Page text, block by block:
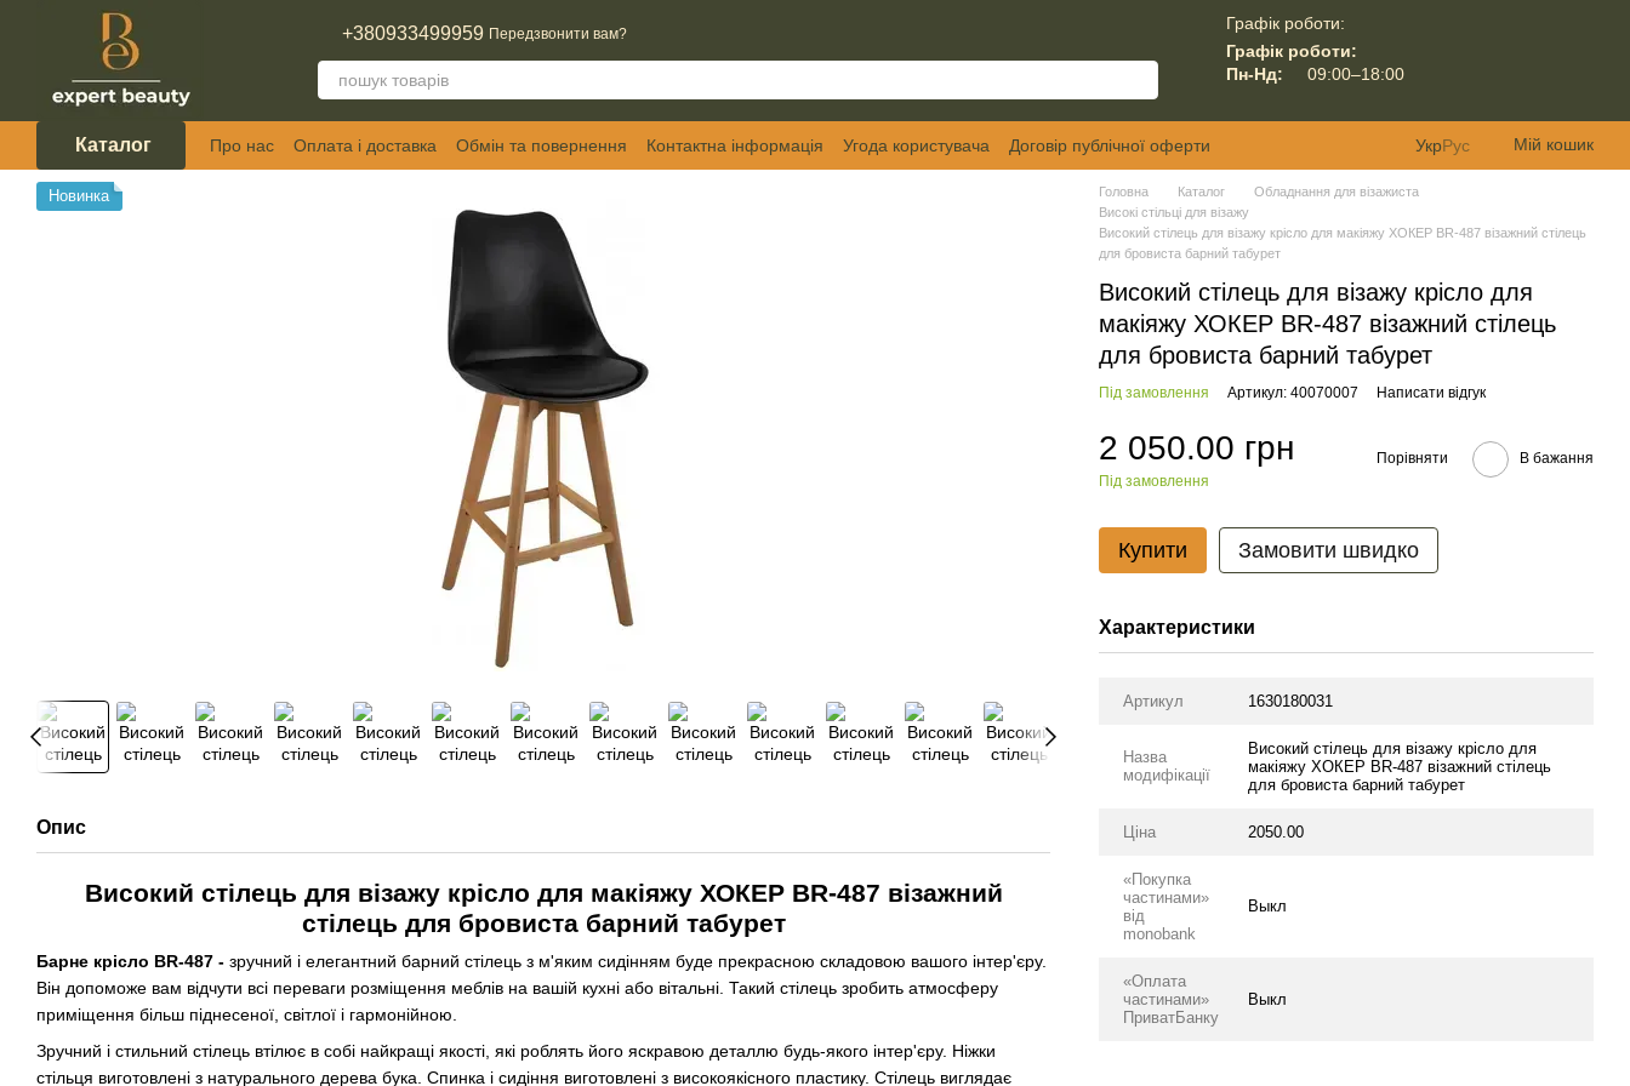
Перейти до основного контенту
+380933499959 Передзвонити вам?
Графік роботи:
Графік роботи:
Пн-Нд:
09:00–18:00
Каталог Про нас Оплата і доставка Обмін та повернення Контактна інформація Угода користувача
Договір публічної оферти
Відгуки про магазин
УкрРус Мій кошик
Новинка
Опис
Високий стілець для візажу крісло для макіяжу ХОКЕР BR-487 візажний
стілець для бровиста барний табурет
Барне крісло BR-487 - зручний і елегантний барний стілець з м'яким сидінням буде прекрасною складовою вашого інтер'єру.
Він допоможе вам відчути всі переваги розміщення меблів на вашій кухні або вітальні. Такий стілець зробить атмосферу
приміщення більш піднесеної, світлої і гармонійною.
Зручний і стильний стілець втілює в собі найкращі якості, які роблять його яскравою деталлю будь-якого інтер'єру. Ніжки
стільця виготовлені з натурального дерева бука. Спинка і сидіння виготовлені з високоякісного пластику. Стілець виглядає
Головна Каталог
Обладнання для візажиста
Високі стільці для візажу
Високий стілець для візажу крісло для макіяжу ХОКЕР BR-487 візажний стілець
для бровиста барний табурет
Високий стілець для візажу крісло для
макіяжу ХОКЕР BR-487 візажний стілець
для бровиста барний табурет
Під замовлення Артикул: 40070007 Написати відгук
2 050.00 грн
Під замовлення
Порівняти В бажання
Купити Замовити швидко
Характеристики
Артикул 1630180031
Назва
модифікації
Високий стілець для візажу крісло для
макіяжу ХОКЕР BR-487 візажний стілець
для бровиста барний табурет
Ціна 2050.00
«Покупка
частинами»
від
monobank
Выкл
«Оплата
частинами»
ПриватБанку
Выкл